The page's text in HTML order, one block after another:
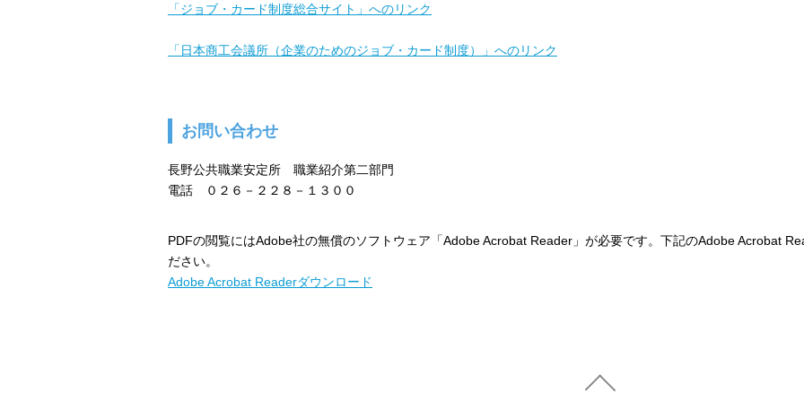
「ジョブ・カード制度総合サイト」へのリンク
「日本商工会議所（企業のためのジョブ・カード制度）」へのリンク
お問い合わせ
長野公共職業安定所 職業紹介第二部門
電話 ０２６－２２８－１３００
PDFの閲覧にはAdobe社の無償のソフトウェア「Adobe Acrobat Reader」が必要です。下記のAdobe Acrobat
ださい。
Adobe Acrobat Readerダウンロード